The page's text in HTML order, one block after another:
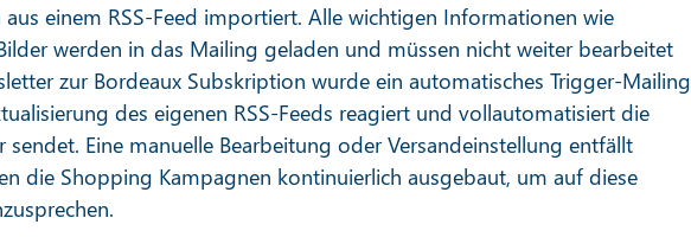
einem RSS-Feed importiert. Alle wichtigen Informationen wie
werden in das Mailing geladen und müssen nicht weiter bearbeitet
zur Bordeaux Subskription wurde ein automatisches Trigger-Mailing
des eigenen RSS-Feeds reagiert und vollautomatisiert die
sendet. Eine manuelle Bearbeitung oder Versandeinstellung entfällt
die Shopping Kampagnen kontinuierlich ausgebaut, um auf diese